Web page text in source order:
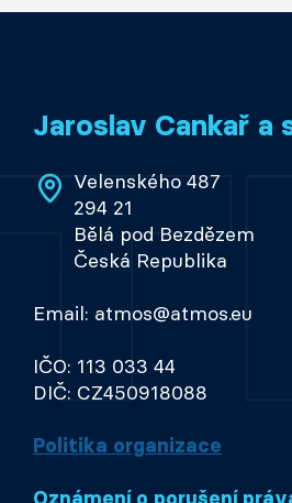
Jaroslav Cankař a
Velenského 487
294 21
Bělá pod Bezdězem
Česká Republika
Email: atmos@atmos.eu
IČO: 113 033 44
DIČ: CZ450918088
Politika organizace